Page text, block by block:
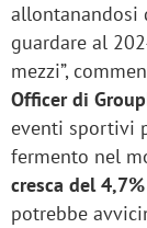
allontanandosi
guardare al
mezzi”,
Officer di
eventi sportivi
fermento nel
cresca del
potrebbe